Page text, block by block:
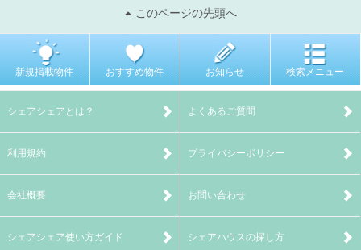
このページの先頭へ
新規掲載物件 おすすめ物件 お知らせ 検索メニュー
シェアシェアとは？ よくあるご質問
利用規約 プライバシーポリシー
会社概要 お問い合わせ
シェアシェア使い方ガイド シェアハウスの探し方